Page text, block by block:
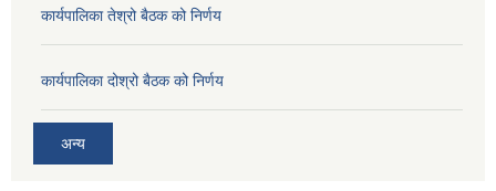
कार्यपालिका तेश्रो बैठक को निर्णय
कार्यपालिका दोश्रो बैठक को निर्णय
अन्य